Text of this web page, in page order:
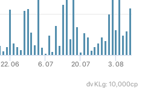
22. 06 6. 07 20. 07 3. 08
đv KLg: 10,000cp